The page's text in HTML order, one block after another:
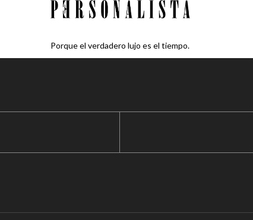
Porque el verdadero lujo es el tiempo.